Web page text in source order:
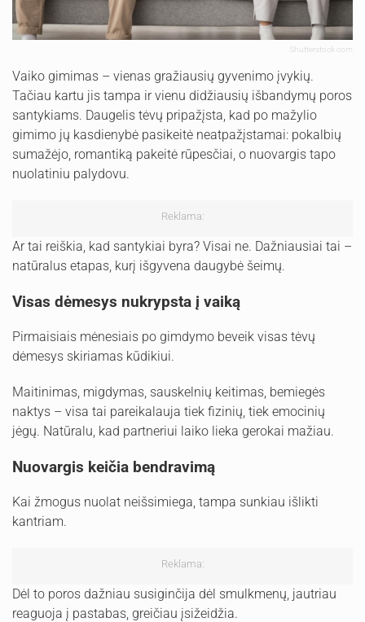
Shutterstock.com
Vaiko gimimas – vienas gražiausių gyvenimo įvykių.
Tačiau kartu jis tampa ir vienu didžiausių išbandymų poros
santykiams. Daugelis tėvų pripažįsta, kad po mažylio
gimimo jų kasdienybė pasikeitė neatpažįstamai: pokalbių
sumažėjo, romantiką pakeitė rūpesčiai, o nuovargis tapo
nuolatiniu palydovu.
Reklama:
Ar tai reiškia, kad santykiai byra? Visai ne. Dažniausiai tai –
natūralus etapas, kurį išgyvena daugybė šeimų.
Visas dėmesys nukrypsta į vaiką
Pirmaisiais mėnesiais po gimdymo beveik visas tėvų
dėmesys skiriamas kūdikiui.
Maitinimas, migdymas, sauskelnių keitimas, bemiegės
naktys – visa tai pareikalauja tiek fizinių, tiek emocinių
jėgų. Natūralu, kad partneriui laiko lieka gerokai mažiau.
Nuovargis keičia bendravimą
Kai žmogus nuolat neišsimiega, tampa sunkiau išlikti
kantriam.
Reklama:
Dėl to poros dažniau susiginčija dėl smulkmenų, jautriau
reaguoja į pastabas, greičiau įsižeidžia.